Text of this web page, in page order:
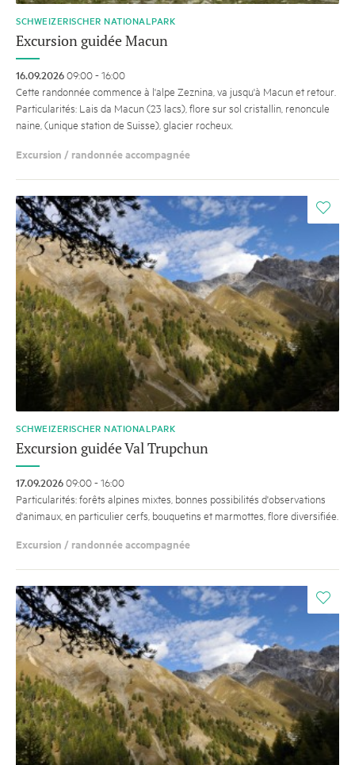
SCHWEIZERISCHER NATIONALPARK
Excursion guidée Macun
16.09.202609:00 - 16:00
Cette randonnée commence à l'alpe Zeznina, va jusqu'à Macun et retour.
Particularités: Lais da Macun (23 lacs), flore sur sol cristallin, renoncule
naine, (unique station de Suisse), glacier rocheux.
Excursion / randonnée accompagnée
i
SCHWEIZERISCHER NATIONALPARK
Excursion guidée Val Trupchun
17.09.202609:00 - 16:00
Particularités: forêts alpines mixtes, bonnes possibilités d'observations
d'animaux, en particulier cerfs, bouquetins et marmottes, flore diversifiée.
Excursion / randonnée accompagnée
i